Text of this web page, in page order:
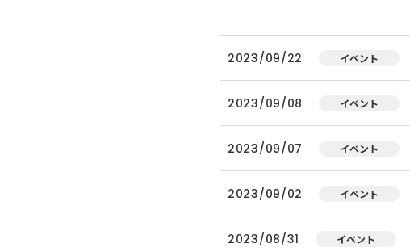
2023/09/22 イベント
2023/09/08 イベント
2023/09/07 イベント
2023/09/02 イベント
2023/08/31 イベント